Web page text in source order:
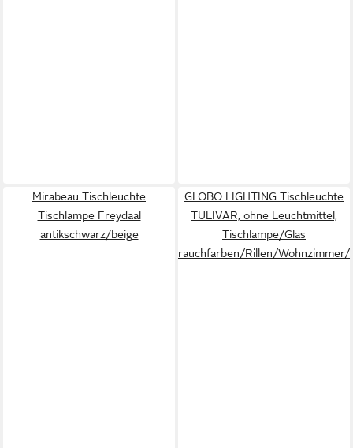
Mirabeau Tischleuchte
Tischlampe Freydaal
antikschwarz/beige
GLOBO LIGHTING Tischleuchte
TULIVAR, ohne Leuchtmittel,
Tischlampe/Glas
rauchfarben/Rillen/Wohnzimmer/